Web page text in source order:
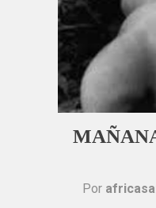
tu
y
que sin
nos
y
y el
Debe
y yo
me voy a
Sánchez
Por